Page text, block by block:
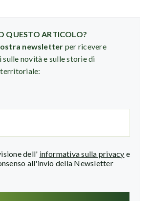
QUESTO ARTICOLO?
newsletter per ricevere
novità e sulle storie di
dell' informativa sulla privacy e
all'invio della Newsletter